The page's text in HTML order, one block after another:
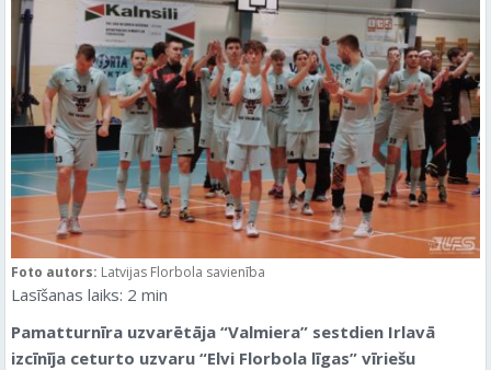
Foto autors: Latvijas Florbola savienība
Lasīšanas laiks: 2 min
Pamatturnīra uzvarētāja “Valmiera” sestdien Irlavā
izcīnīja ceturto uzvaru “Elvi Florbola līgas” vīriešu